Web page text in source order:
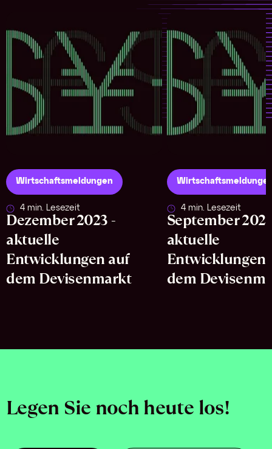
Wirtschaftsmeldungen
4 min. Lesezeit
Dezember 2023 -
aktuelle
Entwicklungen auf
dem Devisenmarkt
4 min. Lesezeit
September
aktuelle
Entwicklungen
dem
Legen Sie noch heute los!